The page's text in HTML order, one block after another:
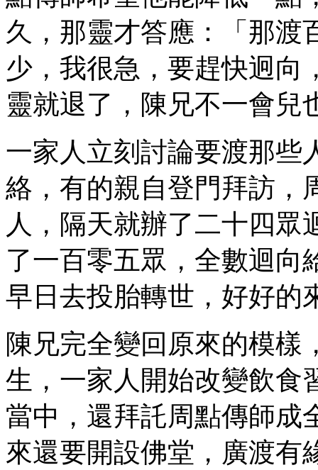
久，那靈才答應：「那渡
少，我很急，要趕快迥向
靈就退了，陳兄不一會兒
一家人立刻討論要渡那些
絡，有的親自登門拜訪，
人，隔天就辦了二十四眾
了一百零五眾，全數迴向
早日去投胎轉世，好好的
陳兄完全變回原來的模樣
生，一家人開始改變飲食
當中，還拜託周點傳師成
來還要開設佛堂，廣渡有